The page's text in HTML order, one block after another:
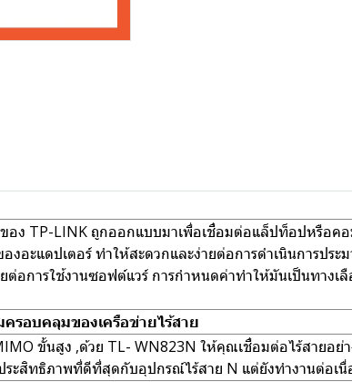
ง TP-LINK ถูกออกแบบมาเพื่อเชื่อมต่อแล็ปท็อปหรือคอ
งอะแดปเตอร์ ทำให้สะดวกและง่ายต่อการดำเนินการป
อการใช้งานซอฟต์แวร์ การกำหนดค่าทำให้มันเป็นทางเ
รอบคลุมของเครือข่ายไร้สาย
ขั้นสูง ,ด้วย TL- WN823N ให้คุณเชื่อมต่อไร้สายอย่า
ะสิทธิภาพที่ดีที่สุดกับอุปกรณ์ไร้สาย N แต่ยังทำงานต่อเนื่